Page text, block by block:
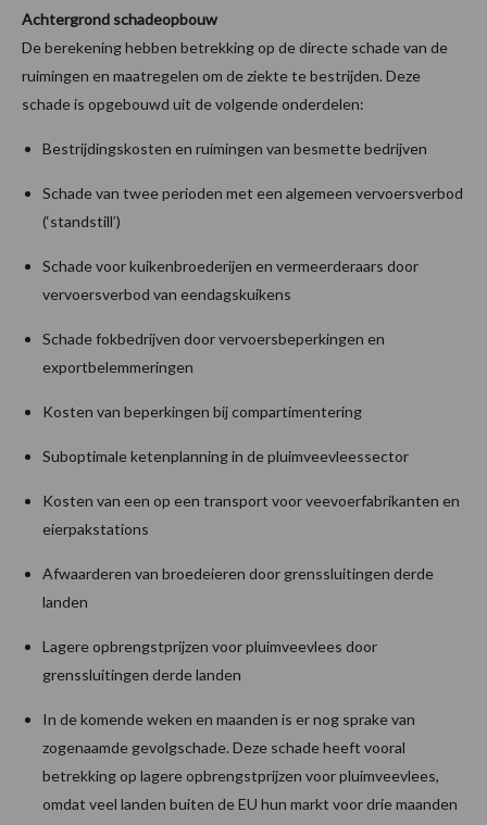
Achtergrond schadeopbouw
De berekening hebben betrekking op de directe schade van de
ruimingen en maatregelen om de ziekte te bestrijden. Deze
schade is opgebouwd uit de volgende onderdelen:
Bestrijdingskosten en ruimingen van besmette bedrijven
Schade van twee perioden met een algemeen vervoersverbod
(‘standstill’)
Schade voor kuikenbroederijen en vermeerderaars door
vervoersverbod van eendagskuikens
Schade fokbedrijven door vervoersbeperkingen en
exportbelemmeringen
Kosten van beperkingen bij compartimentering
Suboptimale ketenplanning in de pluimveevleessector
Kosten van een op een transport voor veevoerfabrikanten en
eierpakstations
Afwaarderen van broedeieren door grenssluitingen derde
landen
Lagere opbrengstprijzen voor pluimveevlees door
grenssluitingen derde landen
In de komende weken en maanden is er nog sprake van
zogenaamde gevolgschade. Deze schade heeft vooral
betrekking op lagere opbrengstprijzen voor pluimveevlees,
omdat veel landen buiten de EU hun markt voor drie maanden